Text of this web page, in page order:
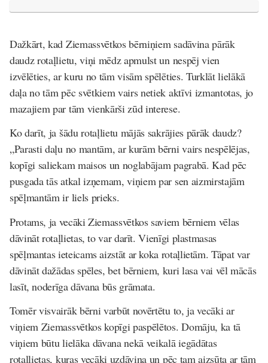
Dažkārt, kad Ziemassvētkos bērniņiem sadāvina pārāk
daudz rotaļlietu, viņi mēdz apmulst un nespēj vien
izvēlēties, ar kuru no tām visām spēlēties. Turklāt lielākā
daļa no tām pēc svētkiem vairs netiek aktīvi izmantotas, jo
mazajiem par tām vienkārši zūd interese.
Ko darīt, ja šādu rotaļlietu mājās sakrājies pārāk daudz?
„Parasti daļu no mantām, ar kurām bērni vairs nespēlējas,
kopīgi saliekam maisos un noglabājam pagrabā. Kad pēc
pusgada tās atkal izņemam, viņiem par sen aizmirstajām
spēļmantām ir liels prieks.
Protams, ja vecāki Ziemassvētkos saviem bērniem vēlas
dāvināt rotaļlietas, to var darīt. Vienīgi plastmasas
spēļmantas ieteicams aizstāt ar koka rotaļlietām. Tāpat var
dāvināt dažādas spēles, bet bērniem, kuri lasa vai vēl mācās
lasīt, noderīga dāvana būs grāmata.
Tomēr visvairāk bērni varbūt novērtētu to, ja vecāki ar
viņiem Ziemassvētkos kopīgi paspēlētos. Domāju, ka tā
viņiem būtu lielāka dāvana nekā veikalā iegādātas
rotaļlietas, kuras vecāki uzdāvina un pēc tam aizsūta ar tām